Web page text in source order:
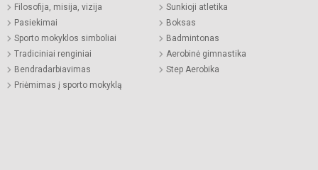
Filosofija, misija, vizija
Pasiekimai
Sporto mokyklos simboliai
Tradiciniai renginiai
Bendradarbiavimas
Priėmimas į sporto mokyklą
Sunkioji atletika
Boksas
Badmintonas
Aerobinė gimnastika
Step Aerobika